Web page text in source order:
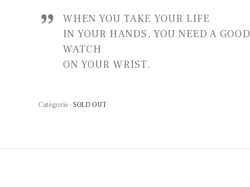
WHEN YOU TAKE YOUR LIFE
IN YOUR HANDS, YOU NEED A GOOD
WATCH
ON YOUR WRIST.
Catégorie : SOLD OUT